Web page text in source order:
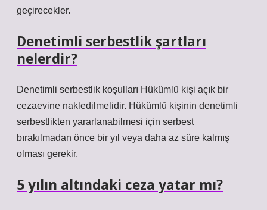
geçirecekler.
Denetimli serbestlik şartları
nelerdir?
Denetimli serbestlik koşulları Hükümlü kişi açık bir
cezaevine nakledilmelidir. Hükümlü kişinin denetimli
serbestlikten yararlanabilmesi için serbest
bırakılmadan önce bir yıl veya daha az süre kalmış
olması gerekir.
5 yılın altındaki ceza yatar mı?